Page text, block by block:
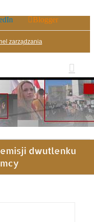
Blogger
zarządzania
dwutlenku